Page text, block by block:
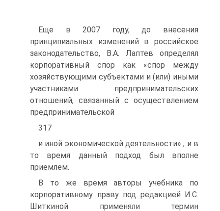
Еще в 2007 году, до внесения
принципиальных изменений в российское
законодательство, В.А. Лаптев определял
корпоративный спор как «спор между
хозяйствующими субъектами и (или) иными
участниками предпринимательских
отношений, связанный с осуществлением
предпринимательской
317
и иной экономической деятельности» , и в
то время данный подход был вполне
приемлем.
В то же время авторы учебника по
корпоративному праву под редакцией И.С.
Шиткиной применяли термин